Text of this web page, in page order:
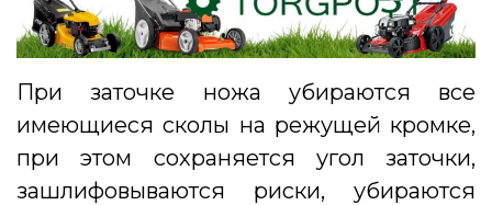
При заточке ножа убираются все
имеющиеся сколы на режущей кромке,
при этом сохраняется угол заточки,
зашлифовываются риски, убираются